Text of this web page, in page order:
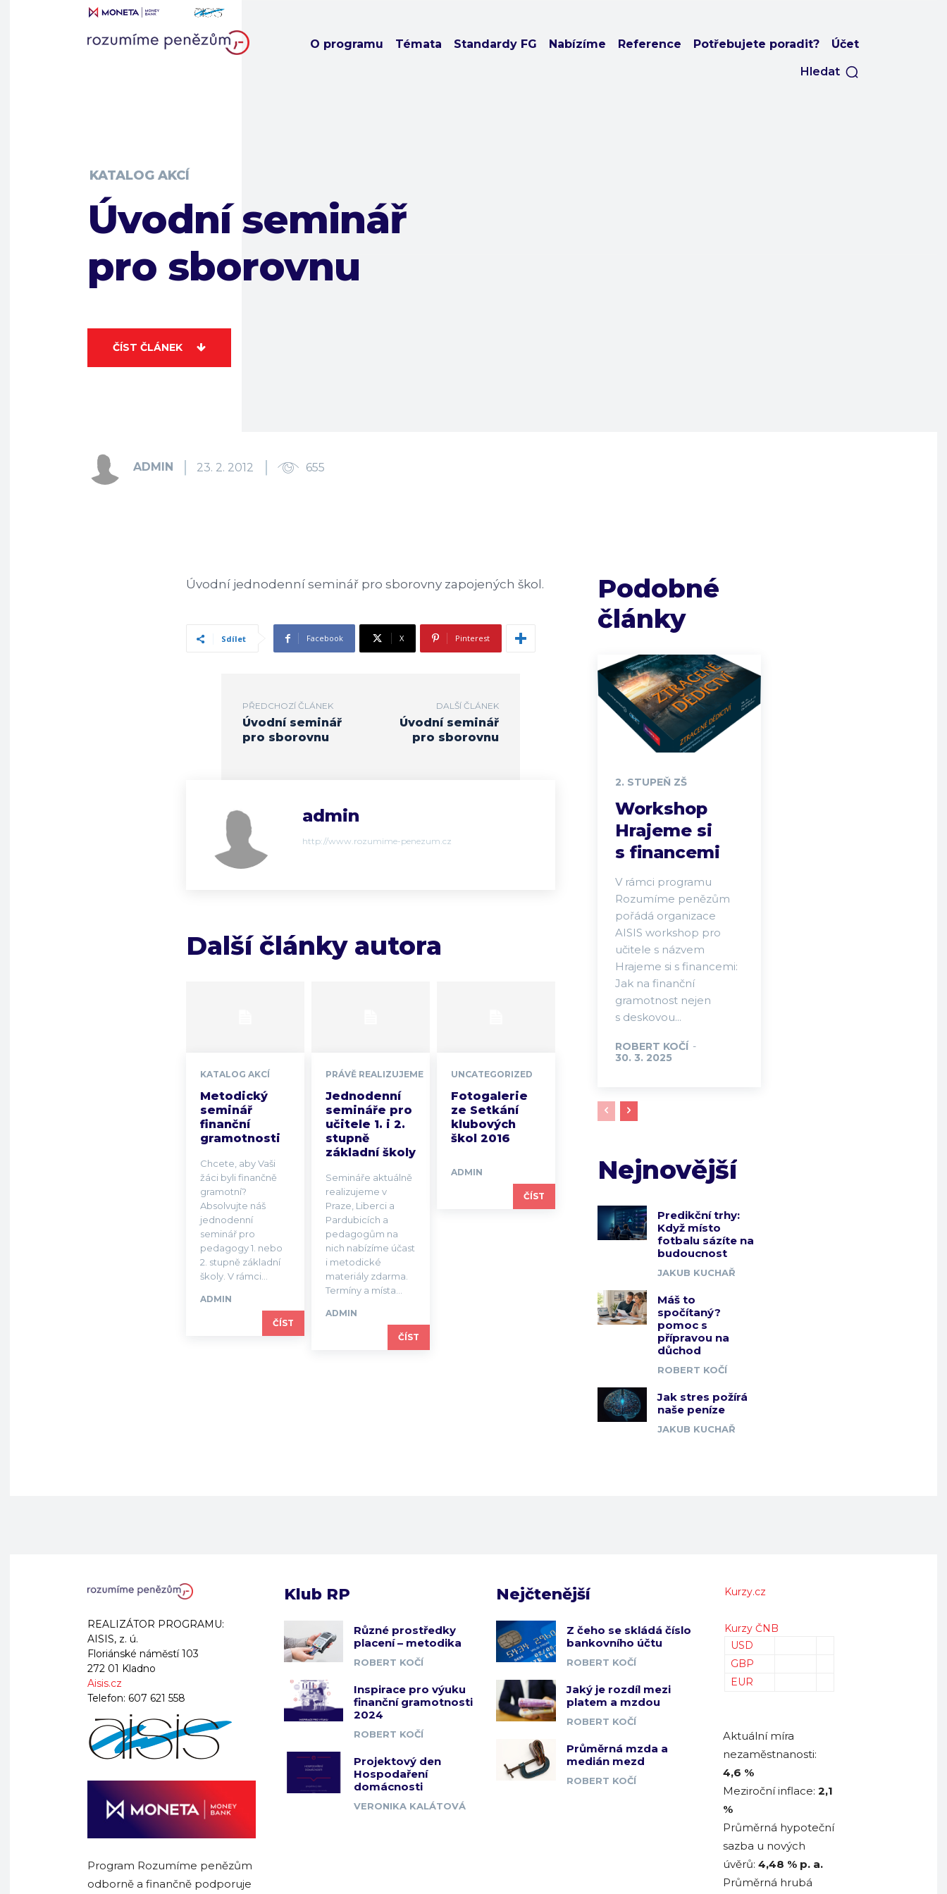
O programu Témata Standardy FG Nabízíme Reference Potřebujete poradit? Účet
Hledat
KATALOG AKCÍ
Úvodní seminář
pro sborovnu
ČÍST ČLÁNEK
ADMIN 23. 2. 2012 655
Úvodní jednodenní seminář pro sborovny zapojených škol.
Sdílet Facebook X Pinterest
PŘEDCHOZÍ ČLÁNEK
Úvodní seminář
pro sborovnu
DALŠÍ ČLÁNEK
Úvodní seminář
pro sborovnu
admin
http://www.rozumime-penezum.cz
Další články autora
KATALOG AKCÍ
Metodický
seminář
finanční
gramotnosti
Chcete, aby Vaši
žáci byli finančně
gramotní?
Absolvujte náš
jednodenní
seminář pro
pedagogy 1. nebo
2. stupně základní
školy. V rámci...
ADMIN
ČÍST
PRÁVĚ REALIZUJEME
Jednodenní
semináře pro
učitele 1. i 2.
stupně
základní školy
Semináře aktuálně
realizujeme v
Praze, Liberci a
Pardubicích a
pedagogům na
nich nabízíme účast
i metodické
materiály zdarma.
Termíny a místa...
ADMIN
ČÍST
UNCATEGORIZED
Fotogalerie
ze Setkání
klubových
škol 2016
ADMIN
ČÍST
Podobné
články
2. STUPEŇ ZŠ
Workshop
Hrajeme si
s financemi
V rámci programu
Rozumíme penězům
pořádá organizace
AISIS workshop pro
učitele s názvem
Hrajeme si s financemi:
Jak na finanční
gramotnost nejen
s deskovou...
ROBERT KOČÍ -
30. 3. 2025
Nejnovější
Predikční trhy:
Když místo
fotbalu sázíte na
budoucnost
JAKUB KUCHAŘ
Máš to
spočítaný?
pomoc s
přípravou na
důchod
ROBERT KOČÍ
Jak stres požírá
naše peníze
JAKUB KUCHAŘ
REALIZÁTOR PROGRAMU:
AISIS, z. ú.
Floriánské náměstí 103
272 01 Kladno
Aisis.cz
Telefon: 607 621 558
Program Rozumíme penězům
odborně a finančně podporuje
Klub RP
Různé prostředky
placení – metodika
ROBERT KOČÍ
Inspirace pro výuku
finanční gramotnosti
2024
ROBERT KOČÍ
Projektový den
Hospodaření
domácnosti
VERONIKA KALÁTOVÁ
Nejčtenější
Z čeho se skládá číslo
bankovního účtu
ROBERT KOČÍ
Jaký je rozdíl mezi
platem a mzdou
ROBERT KOČÍ
Průměrná mzda a
medián mezd
ROBERT KOČÍ
Kurzy.cz
Kurzy ČNB
USD
GBP
EUR
Aktuální míra
nezaměstnanosti:
4,6 %
Meziroční inflace: 2,1
%
Průměrná hypoteční
sazba u nových
úvěrů: 4,48 % p. a.
Průměrná hrubá